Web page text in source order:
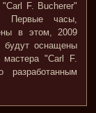
F. Bucherer"
Первые часы,
в этом, 2009
будут оснащены
"Carl F.
разработанным